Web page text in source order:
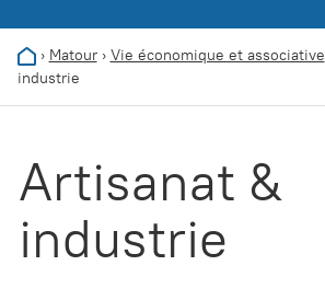
› Matour› Vie économique et associative
industrie
Artisanat &
industrie